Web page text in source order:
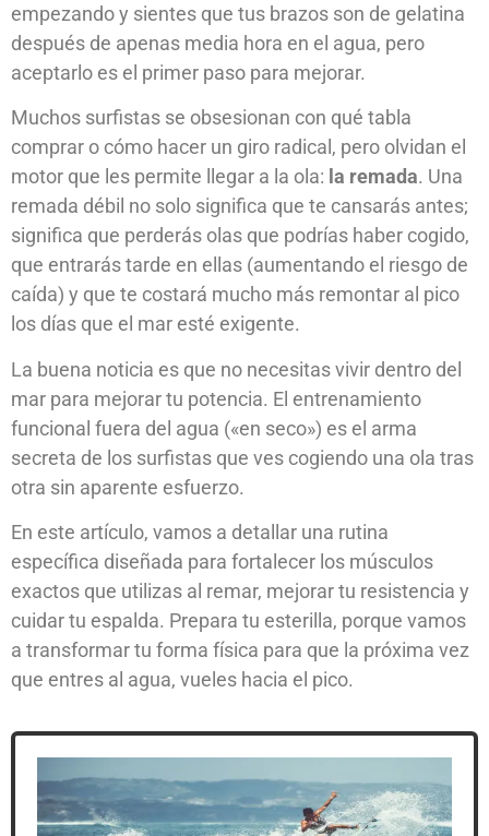
empezando y sientes que tus brazos son de gelatina
después de apenas media hora en el agua, pero
aceptarlo es el primer paso para mejorar.
Muchos surfistas se obsesionan con qué tabla
comprar o cómo hacer un giro radical, pero olvidan el
motor que les permite llegar a la ola: la remada. Una
remada débil no solo significa que te cansarás antes;
significa que perderás olas que podrías haber cogido,
que entrarás tarde en ellas (aumentando el riesgo de
caída) y que te costará mucho más remontar al pico
los días que el mar esté exigente.
La buena noticia es que no necesitas vivir dentro del
mar para mejorar tu potencia. El entrenamiento
funcional fuera del agua («en seco») es el arma
secreta de los surfistas que ves cogiendo una ola tras
otra sin aparente esfuerzo.
En este artículo, vamos a detallar una rutina
específica diseñada para fortalecer los músculos
exactos que utilizas al remar, mejorar tu resistencia y
cuidar tu espalda. Prepara tu esterilla, porque vamos
a transformar tu forma física para que la próxima vez
que entres al agua, vueles hacia el pico.